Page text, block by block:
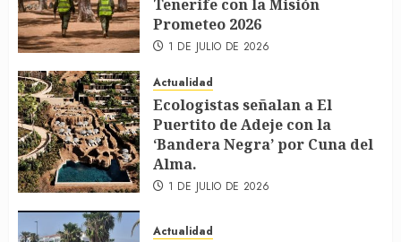
Tenerife con la Misión
Prometeo 2026
1 DE JULIO DE 2026
Actualidad
Ecologistas señalan a El
Puertito de Adeje con la
‘Bandera Negra’ por Cuna del
Alma.
1 DE JULIO DE 2026
Actualidad